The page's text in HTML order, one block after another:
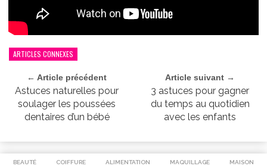
ARTICLES CONNEXES
← Article précédent
Astuces naturelles pour
soulager les poussées
dentaires d’un bébé
Article suivant →
3 astuces pour gagner
du temps au quotidien
avec les enfants
BEAUTÉ COIFFURE ALIMENTATION MAQUILLAGE MAISON